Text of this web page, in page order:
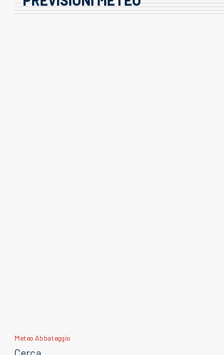
Meteo Abbateggio